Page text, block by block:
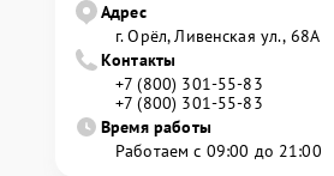
Адрес
г. Орёл, Ливенская ул., 68А
Контакты
+7 (800) 301-55-83
+7 (800) 301-55-83
Время работы
Работаем с 09:00 до 21:00